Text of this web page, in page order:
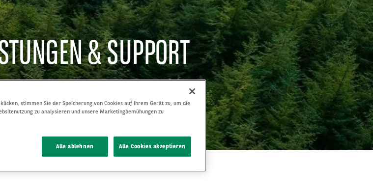
& SUPPORT
stimmen Sie der Speicherung von Cookies auf Ihrem Gerät zu, um die
zu analysieren und unsere Marketingbemühungen zu
Alle ablehnen Alle Cookies akzeptieren